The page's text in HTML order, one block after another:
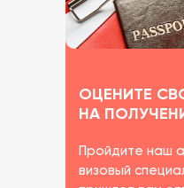
ОЦЕНИТЕ
НА
Пройдите наш
визовый